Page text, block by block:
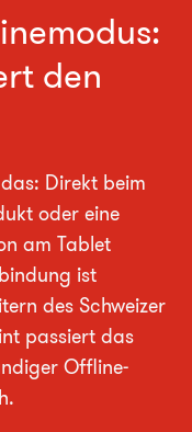
den
Direkt beim
oder eine
am Tablet
ist
des Schweizer
passiert das
Offline-